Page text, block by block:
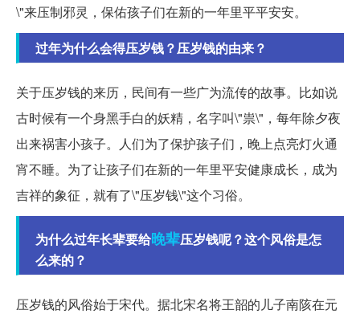
\"来压制邪灵，保佑孩子们在新的一年里平平安安。
过年为什么会得压岁钱？压岁钱的由来？
关于压岁钱的来历，民间有一些广为流传的故事。比如说
古时候有一个身黑手白的妖精，名字叫\"祟\"，每年除夕夜
出来祸害小孩子。人们为了保护孩子们，晚上点亮灯火通
宵不睡。为了让孩子们在新的一年里平安健康成长，成为
吉祥的象征，就有了\"压岁钱\"这个习俗。
为什么过年长辈要给晚辈压岁钱呢？这个风俗是怎
么来的？
压岁钱的风俗始于宋代。据北宋名将王韶的儿子南陔在元